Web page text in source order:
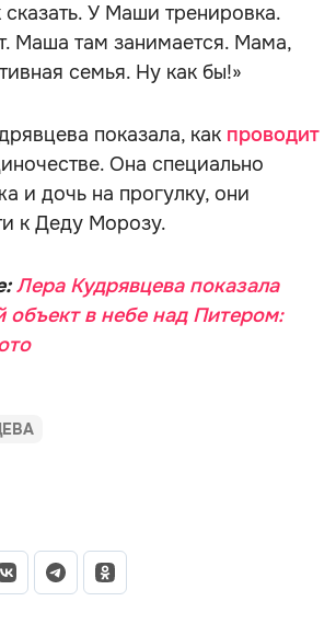
сказать. У Маши тренировка.
Маша там занимается. Мама,
семья. Ну как бы!»
показала, как проводит
Она специально
и дочь на прогулку, они
к Деду Морозу.
Лера Кудрявцева показала
объект в небе над Питером: